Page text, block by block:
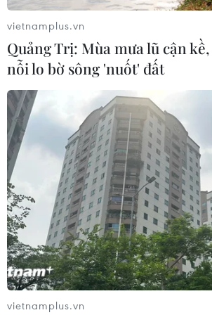
Nhật Bản: Liên minh cầm
58,87% tổng số ghế ở
11/07/2022 04:37
Phe ủng hộ sửa đổi Hiến pháp cũng
số 2/3 tại Thượng viện Nhật Bản, qua
Thủ tướng Kishida khởi động tiến
có hiệu lực pháp lý cao nhất này.
vietnamplus.vn
Quảng Trị: Mùa mưa lũ cận
nỗi lo bờ sông 'nuốt' đất
vietnamplus.vn